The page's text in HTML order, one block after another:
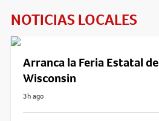
NOTICIAS LOCALES
Arranca la Feria Estatal de
Wisconsin
3h ago